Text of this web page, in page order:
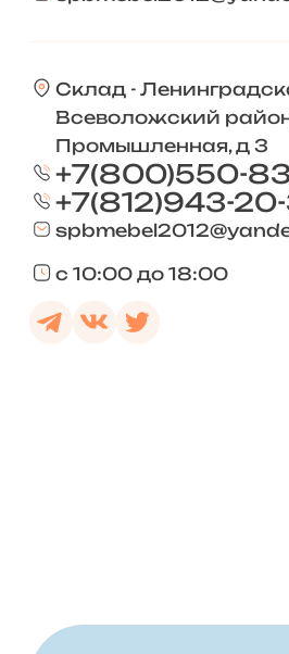
Склад -
Всеволожский
Промышленная, д 3
+7(800)550-
+7(812)943-
с 10:00 до 18:00